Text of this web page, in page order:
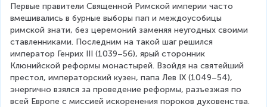
Первые правители Священной Римской империи часто
вмешивались в бурные выборы пап и междоусобицы
римской знати, без церемоний заменяя неугодных своими
ставленниками. Последним на такой шаг решился
император Генрих III (1039–56), ярый сторонник
Клюнийской реформы монастырей. Взойдя на святейший
престол, императорский кузен, папа Лев IX (1049–54),
энергично взялся за проведение реформы, разъезжая по
всей Европе с миссией искоренения пороков духовенства.